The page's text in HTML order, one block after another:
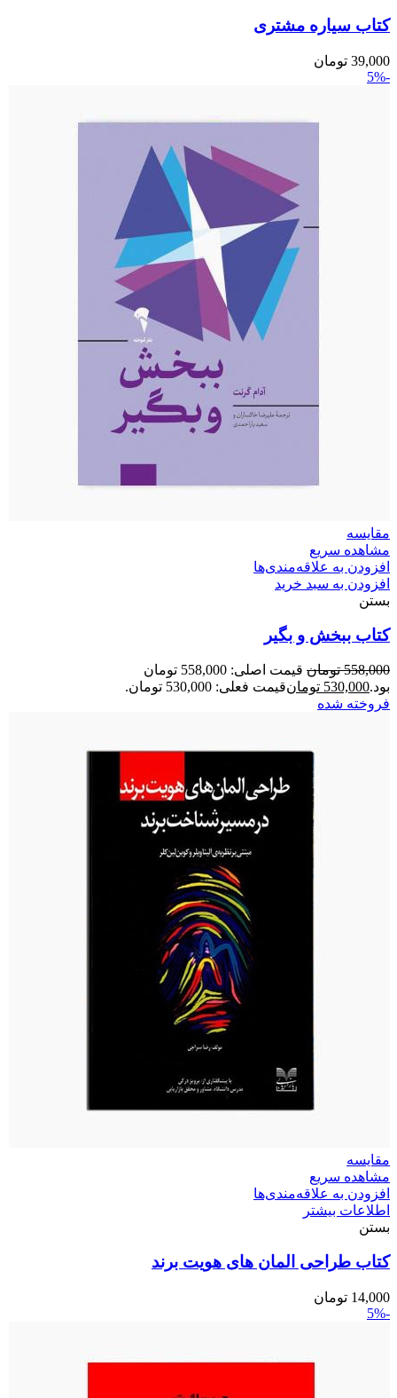
کتاب سیاره مشتری
39,000 تومان
-5%
مقایسه
مشاهده سریع
افزودن به علاقه‌مندی‌ها
افزودن به سبد خرید
بستن
کتاب ببخش و بگیر
558,000 تومان
قیمت اصلی: 558,000 تومان
بود.530,000 تومانقیمت فعلی: 530,000 تومان.
فروخته شده
مقایسه
مشاهده سریع
افزودن به علاقه‌مندی‌ها
اطلاعات بیشتر
بستن
کتاب طراحی المان های هویت برند
14,000 تومان
-5%